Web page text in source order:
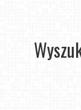
pierwszy